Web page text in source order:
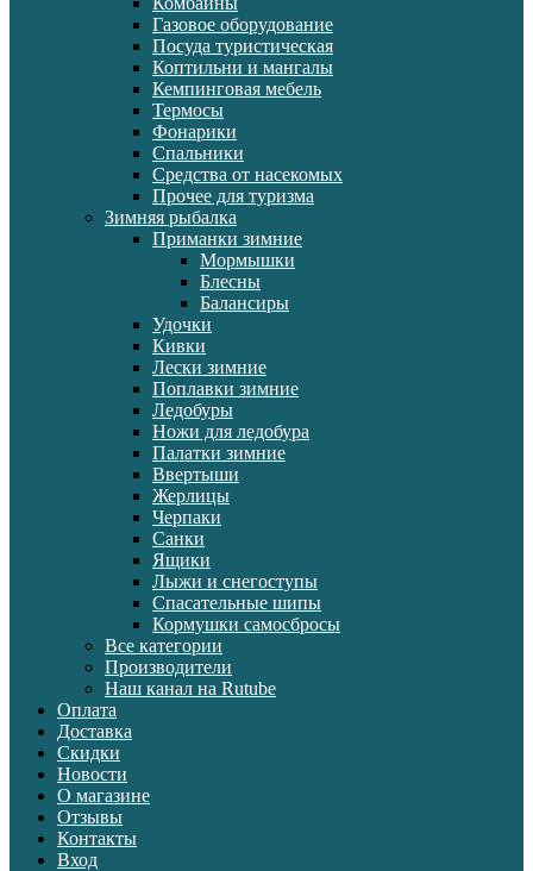
Газовое оборудование
Посуда туристическая
Коптильни и мангалы
Кемпинговая мебель
Термосы
Фонарики
Спальники
Средства от насекомых
Прочее для туризма
Зимняя рыбалка
Приманки зимние
Мормышки
Блесны
Балансиры
Удочки
Кивки
Лески зимние
Поплавки зимние
Ледобуры
Ножи для ледобура
Палатки зимние
Ввертыши
Жерлицы
Черпаки
Санки
Ящики
Лыжи и снегоступы
Спасательные шипы
Кормушки самосбросы
Все категории
Производители
Наш канал на Rutube
Оплата
Доставка
Скидки
Новости
О магазине
Отзывы
Контакты
Вход